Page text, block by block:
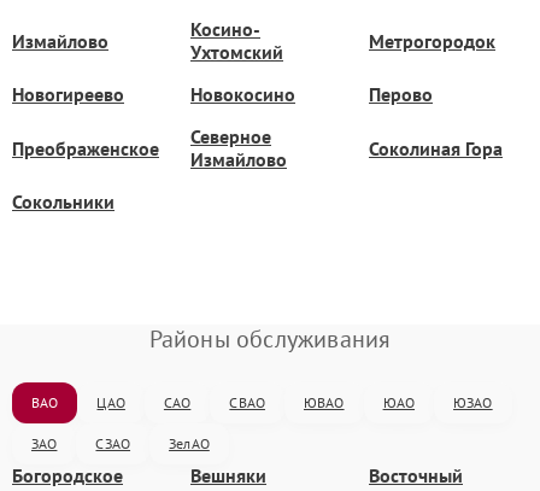
Измайлово
Косино-
Ухтомский
Метрогородок
Новогиреево Новокосино Перово
Преображенское
Северное
Измайлово
Соколиная Гора
Сокольники
Районы обслуживания
ВАО ЦАО САО СВАО ЮВАО ЮАО ЮЗАО
ЗАО СЗАО ЗелАО
Богородское Вешняки Восточный